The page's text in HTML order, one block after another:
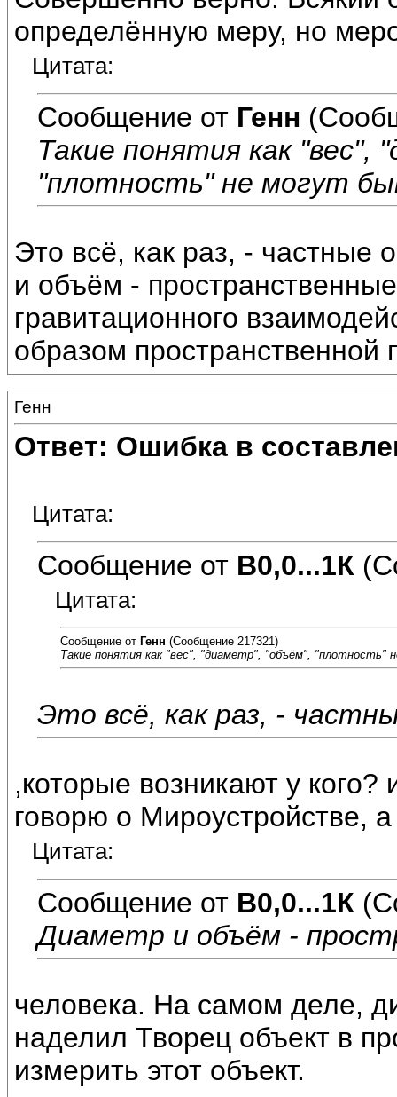
определённую меру, но
Цитата:
Сообщение от Генн
Такие понятия как "вес",
"плотность" не могут
Это всё, как раз, - частные
и объём -
гравитационного
образом пространственной
Генн
Ответ: Ошибка в
Цитата:
Сообщение от В0,0...1К
Цитата:
Сообщение от Генн (Сообщение 217321)
Такие понятия как "вес", "диаметр", "объём", "плотность"
Это всё, как раз, -
,которые возникают у
говорю о Мироустройстве,
Цитата:
Сообщение от В0,0...1К
Диаметр и объём -
человека. На самом деле,
наделил Творец объект в
измерить этот объект.